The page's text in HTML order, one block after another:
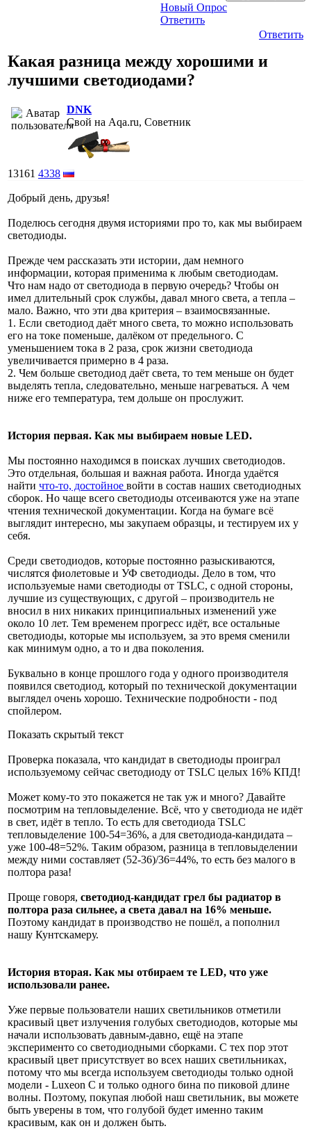
Новый Опрос
Ответить
Ответить
Какая разница между хорошими и
лучшими светодиодами?
DNK
Свой на Aqa.ru, Советник
13161 4338
Добрый день, друзья!
Поделюсь сегодня двумя историями про то, как мы выбираем
светодиоды.
Прежде чем рассказать эти истории, дам немного
информации, которая применима к любым светодиодам.
Что нам надо от светодиода в первую очередь? Чтобы он
имел длительный срок службы, давал много света, а тепла –
мало. Важно, что эти два критерия – взаимосвязанные.
1. Если светодиод даёт много света, то можно использовать
его на токе поменьше, далёком от предельного. С
уменьшением тока в 2 раза, срок жизни светодиода
увеличивается примерно в 4 раза.
2. Чем больше светодиод даёт света, то тем меньше он будет
выделять тепла, следовательно, меньше нагреваться. А чем
ниже его температура, тем дольше он прослужит.
История первая. Как мы выбираем новые LED.
Мы постоянно находимся в поисках лучших светодиодов.
Это отдельная, большая и важная работа. Иногда удаётся
найти что-то, достойное войти в состав наших светодиодных
сборок. Но чаще всего светодиоды отсеиваются уже на этапе
чтения технической документации. Когда на бумаге всё
выглядит интересно, мы закупаем образцы, и тестируем их у
себя.
Среди светодиодов, которые постоянно разыскиваются,
числятся фиолетовые и УФ светодиоды. Дело в том, что
используемые нами светодиоды от TSLC, с одной стороны,
лучшие из существующих, с другой – производитель не
вносил в них никаких принципиальных изменений уже
около 10 лет. Тем временем прогресс идёт, все остальные
светодиоды, которые мы используем, за это время сменили
как минимум одно, а то и два поколения.
Буквально в конце прошлого года у одного производителя
появился светодиод, который по технической документации
выглядел очень хорошо. Технические подробности - под
спойлером.
Показать скрытый текст
Проверка показала, что кандидат в светодиоды проиграл
используемому сейчас светодиоду от TSLC целых 16% КПД!
Может кому-то это покажется не так уж и много? Давайте
посмотрим на тепловыделение. Всё, что у светодиода не идёт
в свет, идёт в тепло. То есть для светодиода TSLC
тепловыделение 100-54=36%, а для светодиода-кандидата –
уже 100-48=52%. Таким образом, разница в тепловыделении
между ними составляет (52-36)/36=44%, то есть без малого в
полтора раза!
Проще говоря, светодиод-кандидат грел бы радиатор в
полтора раза сильнее, а света давал на 16% меньше.
Поэтому кандидат в производство не пошёл, а пополнил
нашу Кунтскамеру.
История вторая. Как мы отбираем те LED, что уже
использовали ранее.
Уже первые пользователи наших светильников отметили
красивый цвет излучения голубых светодиодов, которые мы
начали использовать давным-давно, ещё на этапе
эксперименто со светодиодными сборками. С тех пор этот
красивый цвет присутствует во всех наших светильниках,
потому что мы всегда используем светодиоды только одной
модели - Luxeon C и только одного бина по пиковой длине
волны. Поэтому, покупая любой наш светильник, вы можете
быть уверены в том, что голубой будет именно таким
красивым, как он и должен быть.